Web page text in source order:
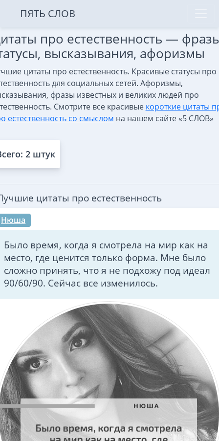
ПЯТЬ СЛОВ
про естественность —
высказывания, афоризмы
цитаты про естественность. Красивые статусы про
для социальных сетей. Афоризмы,
фразы известных и великих людей про
Смотрите все красивые короткие цитаты
естественность со смыслом на нашем сайте «5 СЛОВ»
2 штук
цитаты про естественность
Нюша
Было время, когда я смотрела на мир как на
место, где ценится только форма. Мне было
сложно принять, что я не подхожу под идеал
90/60/90. Сейчас все изменилось.